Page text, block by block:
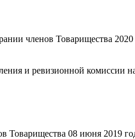
членов Товарищества 2020
и ревизионной комиссии
Товарищества 08 июня 2019